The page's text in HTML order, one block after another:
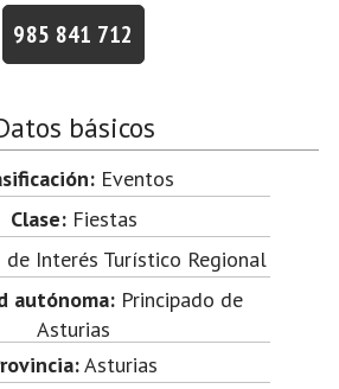
985 841 712
básicos
Eventos
Clase:Fiestas
de Interés Turístico Regional
autónoma:Principado de
Asturias
Asturias